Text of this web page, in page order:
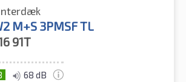
M+S 3PMSF TL
91T
68 dB